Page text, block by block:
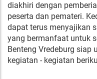
diakhiri dengan
peserta dan pemateri.
dapat terus menyajikan
yang bermanfaat untuk
Benteng Vredeburg siap
kegiatan - kegiatan